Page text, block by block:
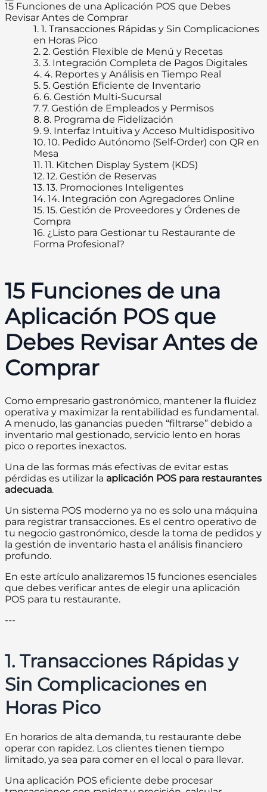
15 Funciones de una Aplicación POS que Debes
Revisar Antes de Comprar
1. 1. Transacciones Rápidas y Sin Complicaciones
en Horas Pico
2. 2. Gestión Flexible de Menú y Recetas
3. 3. Integración Completa de Pagos Digitales
4. 4. Reportes y Análisis en Tiempo Real
5. 5. Gestión Eficiente de Inventario
6. 6. Gestión Multi-Sucursal
7. 7. Gestión de Empleados y Permisos
8. 8. Programa de Fidelización
9. 9. Interfaz Intuitiva y Acceso Multidispositivo
10. 10. Pedido Autónomo (Self-Order) con QR en
Mesa
11. 11. Kitchen Display System (KDS)
12. 12. Gestión de Reservas
13. 13. Promociones Inteligentes
14. 14. Integración con Agregadores Online
15. 15. Gestión de Proveedores y Órdenes de
Compra
16. ¿Listo para Gestionar tu Restaurante de
Forma Profesional?
15 Funciones de una
Aplicación POS que
Debes Revisar Antes de
Comprar
Como empresario gastronómico, mantener la fluidez
operativa y maximizar la rentabilidad es fundamental.
A menudo, las ganancias pueden “filtrarse” debido a
inventario mal gestionado, servicio lento en horas
pico o reportes inexactos.
Una de las formas más efectivas de evitar estas
pérdidas es utilizar la aplicación POS para restaurantes
adecuada.
Un sistema POS moderno ya no es solo una máquina
para registrar transacciones. Es el centro operativo de
tu negocio gastronómico, desde la toma de pedidos y
la gestión de inventario hasta el análisis financiero
profundo.
En este artículo analizaremos 15 funciones esenciales
que debes verificar antes de elegir una aplicación
POS para tu restaurante.
---
1. Transacciones Rápidas y
Sin Complicaciones en
Horas Pico
En horarios de alta demanda, tu restaurante debe
operar con rapidez. Los clientes tienen tiempo
limitado, ya sea para comer en el local o para llevar.
Una aplicación POS eficiente debe procesar